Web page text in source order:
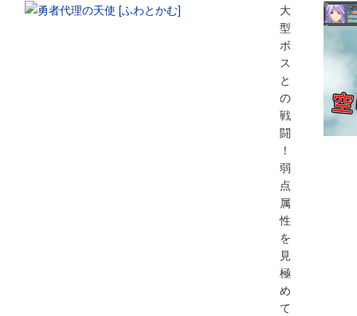
大
型
ボ
ス
と
の
戦
闘
！
弱
点
属
性
を
見
極
め
て